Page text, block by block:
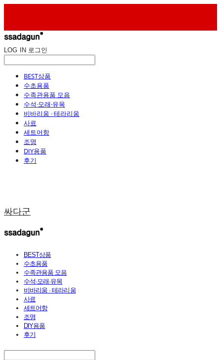
LOG IN 로그인
BEST상품
수초용품
수족관용품 모음
수석·모래·유목
비바리움 · 테라리움
사료
세트어항
조명
DIY용품
후기
싸다군
BEST상품
수초용품
수족관용품 모음
수석·모래·유목
비바리움 · 테라리움
사료
세트어항
조명
DIY용품
후기